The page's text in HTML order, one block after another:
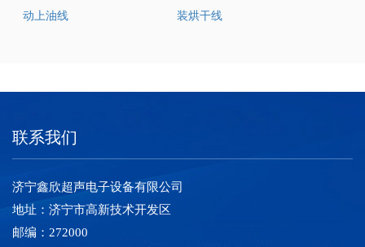
动上油线
装烘干线
联系我们
济宁鑫欣超声电子设备有限公司
地址：济宁市高新技术开发区
邮编：272000